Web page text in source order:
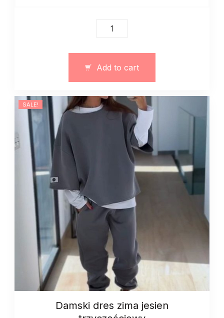
Damski
z
prostymi
nogawkami
quantity
Add to cart
SALE!
Damski dres zima jesien